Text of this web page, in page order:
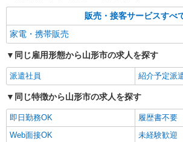
販売・接客サービスすべ
家電・携帯販売
同じ雇用形態から山形市の求人を探す
派遣社員 紹介予定派
同じ特徴から山形市の求人を探す
即日勤務OK
履歴書不要
Web面接OK
未経験歓迎